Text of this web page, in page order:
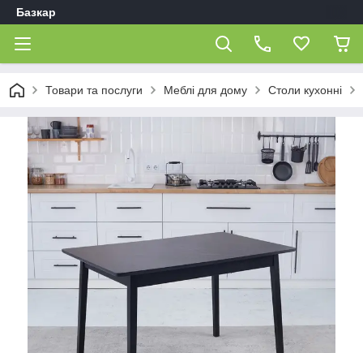
Базкар
Товари та послуги Меблі для дому Столи кухонні